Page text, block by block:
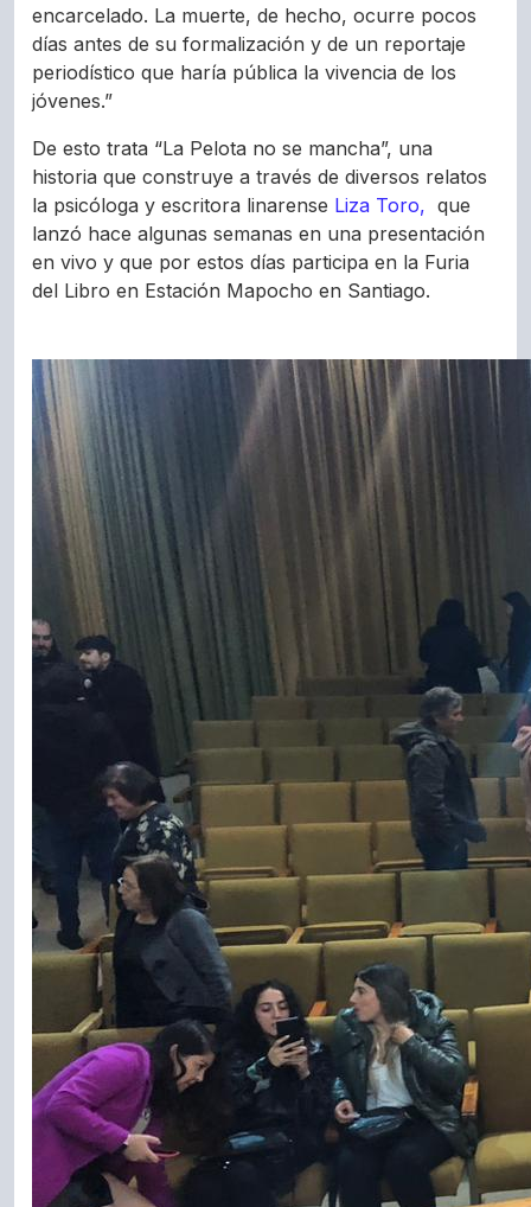
encarcelado. La muerte, de hecho, ocurre pocos
días antes de su formalización y de un reportaje
periodístico que haría pública la vivencia de los
jóvenes.”
De esto trata “La Pelota no se mancha”, una
historia que construye a través de diversos relatos
la psicóloga y escritora linarense Liza Toro, que
lanzó hace algunas semanas en una presentación
en vivo y que por estos días participa en la Furia
del Libro en Estación Mapocho en Santiago.